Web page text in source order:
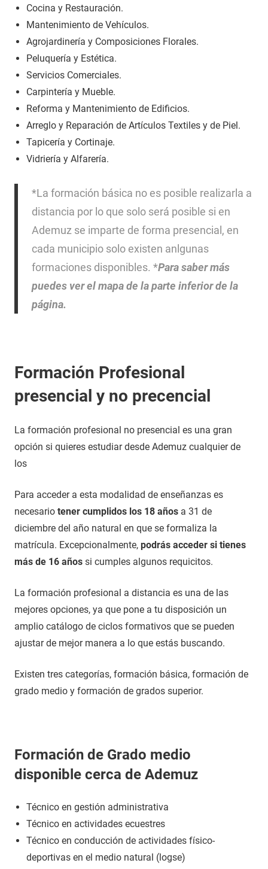
Cocina y Restauración.
Mantenimiento de Vehículos.
Agrojardinería y Composiciones Florales.
Peluquería y Estética.
Servicios Comerciales.
Carpintería y Mueble.
Reforma y Mantenimiento de Edificios.
Arreglo y Reparación de Artículos Textiles y de Piel.
Tapicería y Cortinaje.
Vidriería y Alfarería.
*La formación básica no es posible realizarla a
distancia por lo que solo será posible si en
Ademuz se imparte de forma presencial, en
cada municipio solo existen anlgunas
formaciones disponibles. *Para saber más
puedes ver el mapa de la parte inferior de la
página.
Formación Profesional
presencial y no precencial
La formación profesional no presencial es una gran
opción si quieres estudiar desde Ademuz cualquier de
los
Para acceder a esta modalidad de enseñanzas es
necesario tener cumplidos los 18 años a 31 de
diciembre del año natural en que se formaliza la
matrícula. Excepcionalmente, podrás acceder si tienes
más de 16 años si cumples algunos requicitos.
La formación profesional a distancia es una de las
mejores opciones, ya que pone a tu disposición un
amplio catálogo de ciclos formativos que se pueden
ajustar de mejor manera a lo que estás buscando.
Existen tres categorías, formación básica, formación de
grado medio y formación de grados superior.
Formación de Grado medio
disponible cerca de Ademuz
Técnico en gestión administrativa
Técnico en actividades ecuestres
Técnico en conducción de actividades físico-
deportivas en el medio natural (logse)